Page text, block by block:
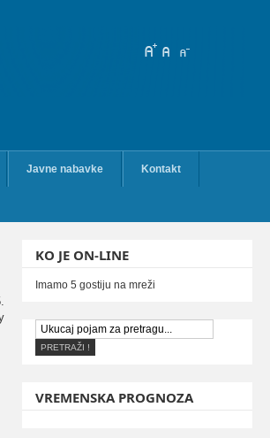
Javne nabavke Kontakt
KO JE ON-LINE
Imamo 5 gostiju na mreži
VREMENSKA PROGNOZA